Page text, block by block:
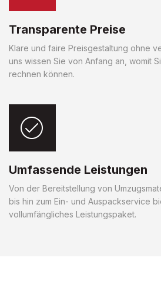
Transparente Preise
Klare und faire Preisgestaltung ohne
uns wissen Sie von Anfang an, womit
rechnen können.
Umfassende Leistungen
Von der Bereitstellung von
bis hin zum Ein- und Auspackservice
vollumfängliches Leistungspaket.